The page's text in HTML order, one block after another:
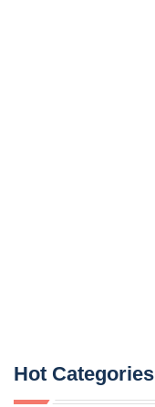
Hot Categories